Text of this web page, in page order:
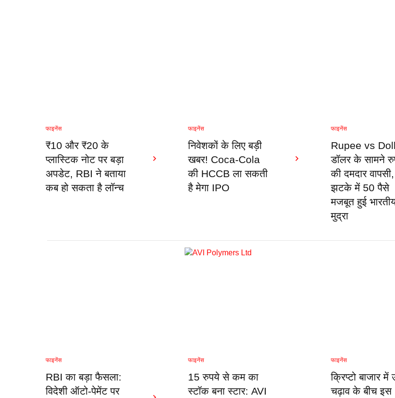
फाइनेंस
₹10 और ₹20 के
प्लास्टिक नोट पर बड़ा
अपडेट, RBI ने बताया
कब हो सकता है लॉन्च
फाइनेंस
निवेशकों के लिए बड़ी
खबर! Coca-Cola
की HCCB ला सकती
है मेगा IPO
फाइनेंस
Rupee vs
डॉलर के सामने
की दमदार
झटके में 50 पैसे
मजबूत हुई
मुद्रा
फाइनेंस
RBI का बड़ा फैसला:
विदेशी ऑटो-पेमेंट पर
फाइनेंस
15 रुपये से कम का
स्टॉक बना स्टार: AVI
फाइनेंस
क्रिप्टो बाजार में
चढ़ाव के बीच इस